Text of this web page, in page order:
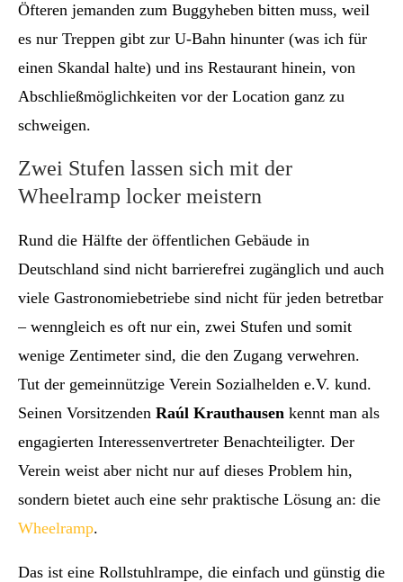
Öfteren jemanden zum Buggyheben bitten muss, weil
es nur Treppen gibt zur U-Bahn hinunter (was ich für
einen Skandal halte) und ins Restaurant hinein, von
Abschließmöglichkeiten vor der Location ganz zu
schweigen.
Zwei Stufen lassen sich mit der
Wheelramp locker meistern
Rund die Hälfte der öffentlichen Gebäude in
Deutschland sind nicht barrierefrei zugänglich und auch
viele Gastronomiebetriebe sind nicht für jeden betretbar
– wenngleich es oft nur ein, zwei Stufen und somit
wenige Zentimeter sind, die den Zugang verwehren.
Tut der gemeinnützige Verein Sozialhelden e.V. kund.
Seinen Vorsitzenden Raúl Krauthausen kennt man als
engagierten Interessenvertreter Benachteiligter. Der
Verein weist aber nicht nur auf dieses Problem hin,
sondern bietet auch eine sehr praktische Lösung an: die
Wheelramp.
Das ist eine Rollstuhlrampe, die einfach und günstig die